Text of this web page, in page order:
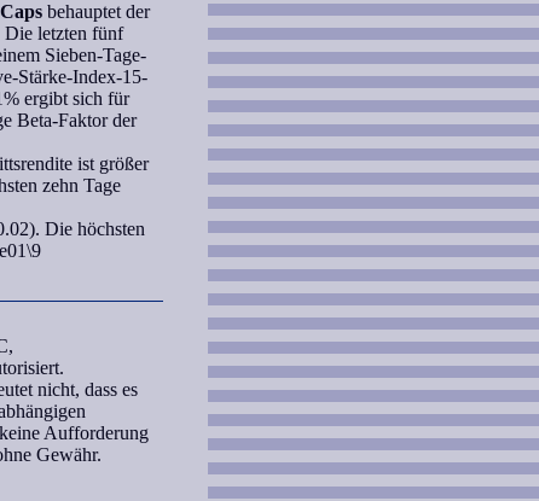
behauptet der
Die letzten fünf
Sieben-Tage-
Stärke-Index-15-
ergibt sich für
Beta-Faktorder
ist größer
zehn Tage
Die höchsten
nicht, dass es
Aufforderung
Gewähr.